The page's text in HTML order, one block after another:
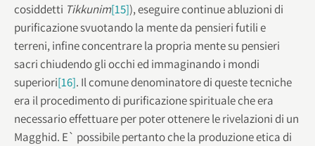
cosiddetti Tikkunim[15]), eseguire continue abluzioni di
purificazione svuotando la mente da pensieri futili e
terreni, infine concentrare la propria mente su pensieri
sacri chiudendo gli occhi ed immaginando i mondi
superiori[16]. Il comune denominatore di queste tecniche
era il procedimento di purificazione spirituale che era
necessario effettuare per poter ottenere le rivelazioni di un
Magghid. E` possibile pertanto che la produzione etica di